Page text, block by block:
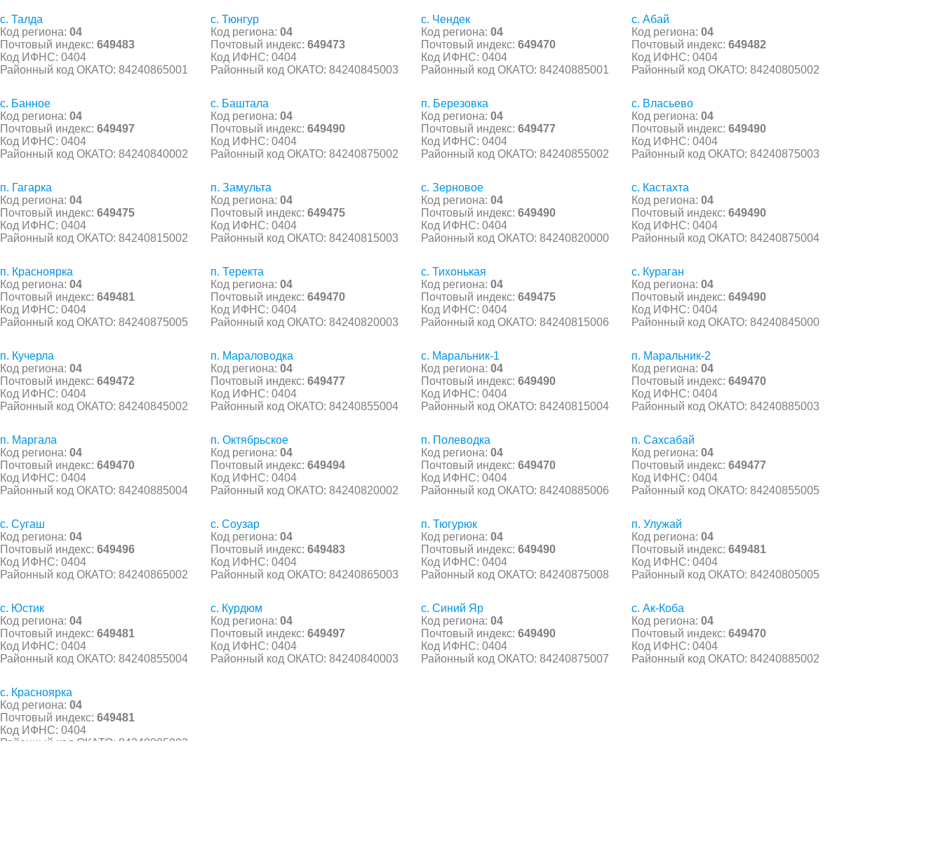
с. Талда
Код региона: 04
Почтовый индекс: 649483
Код ИФНС: 0404
Районный код ОКАТО: 84240865001
с. Тюнгур
Код региона: 04
Почтовый индекс: 649473
Код ИФНС: 0404
Районный код ОКАТО: 84240845003
с. Чендек
Код региона: 04
Почтовый индекс: 649470
Код ИФНС: 0404
Районный код ОКАТО: 84240885001
с. Абай
Код региона: 04
Почтовый индекс: 649482
Код ИФНС: 0404
Районный код ОКАТО: 84240805002
с. Банное
Код региона: 04
Почтовый индекс: 649497
Код ИФНС: 0404
Районный код ОКАТО: 84240840002
с. Баштала
Код региона: 04
Почтовый индекс: 649490
Код ИФНС: 0404
Районный код ОКАТО: 84240875002
п. Березовка
Код региона: 04
Почтовый индекс: 649477
Код ИФНС: 0404
Районный код ОКАТО: 84240855002
с. Власьево
Код региона: 04
Почтовый индекс: 649490
Код ИФНС: 0404
Районный код ОКАТО: 84240875003
п. Гагарка
Код региона: 04
Почтовый индекс: 649475
Код ИФНС: 0404
Районный код ОКАТО: 84240815002
п. Замульта
Код региона: 04
Почтовый индекс: 649475
Код ИФНС: 0404
Районный код ОКАТО: 84240815003
с. Зерновое
Код региона: 04
Почтовый индекс: 649490
Код ИФНС: 0404
Районный код ОКАТО: 84240820000
с. Кастахта
Код региона: 04
Почтовый индекс: 649490
Код ИФНС: 0404
Районный код ОКАТО: 84240875004
п. Красноярка
Код региона: 04
Почтовый индекс: 649481
Код ИФНС: 0404
Районный код ОКАТО: 84240875005
п. Теректа
Код региона: 04
Почтовый индекс: 649470
Код ИФНС: 0404
Районный код ОКАТО: 84240820003
с. Тихонькая
Код региона: 04
Почтовый индекс: 649475
Код ИФНС: 0404
Районный код ОКАТО: 84240815006
с. Кураган
Код региона: 04
Почтовый индекс: 649490
Код ИФНС: 0404
Районный код ОКАТО: 84240845000
п. Кучерла
Код региона: 04
Почтовый индекс: 649472
Код ИФНС: 0404
Районный код ОКАТО: 84240845002
п. Мараловодка
Код региона: 04
Почтовый индекс: 649477
Код ИФНС: 0404
Районный код ОКАТО: 84240855004
с. Маральник-1
Код региона: 04
Почтовый индекс: 649490
Код ИФНС: 0404
Районный код ОКАТО: 84240815004
п. Маральник-2
Код региона: 04
Почтовый индекс: 649470
Код ИФНС: 0404
Районный код ОКАТО: 84240885003
п. Маргала
Код региона: 04
Почтовый индекс: 649470
Код ИФНС: 0404
Районный код ОКАТО: 84240885004
п. Октябрьское
Код региона: 04
Почтовый индекс: 649494
Код ИФНС: 0404
Районный код ОКАТО: 84240820002
п. Полеводка
Код региона: 04
Почтовый индекс: 649470
Код ИФНС: 0404
Районный код ОКАТО: 84240885006
п. Сахсабай
Код региона: 04
Почтовый индекс: 649477
Код ИФНС: 0404
Районный код ОКАТО: 84240855005
с. Сугаш
Код региона: 04
Почтовый индекс: 649496
Код ИФНС: 0404
Районный код ОКАТО: 84240865002
с. Соузар
Код региона: 04
Почтовый индекс: 649483
Код ИФНС: 0404
Районный код ОКАТО: 84240865003
п. Тюгурюк
Код региона: 04
Почтовый индекс: 649490
Код ИФНС: 0404
Районный код ОКАТО: 84240875008
п. Улужай
Код региона: 04
Почтовый индекс: 649481
Код ИФНС: 0404
Районный код ОКАТО: 84240805005
с. Юстик
Код региона: 04
Почтовый индекс: 649481
Код ИФНС: 0404
Районный код ОКАТО: 84240855004
с. Курдюм
Код региона: 04
Почтовый индекс: 649497
Код ИФНС: 0404
Районный код ОКАТО: 84240840003
с. Синий Яр
Код региона: 04
Почтовый индекс: 649490
Код ИФНС: 0404
Районный код ОКАТО: 84240875007
с. Ак-Коба
Код региона: 04
Почтовый индекс: 649470
Код ИФНС: 0404
Районный код ОКАТО: 84240885002
с. Красноярка
Код региона: 04
Почтовый индекс: 649481
Код ИФНС: 0404
Районный код ОКАТО: 84240805003